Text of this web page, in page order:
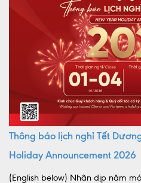
Thông báo lịch nghỉ Tết
Holiday Announcement 2026
(English below) Nhân dịp năm